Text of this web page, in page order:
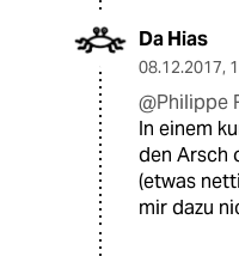
Da Hias
08.12.2017,
@Philippe
In einem
den Arsch
(etwas
mir dazu